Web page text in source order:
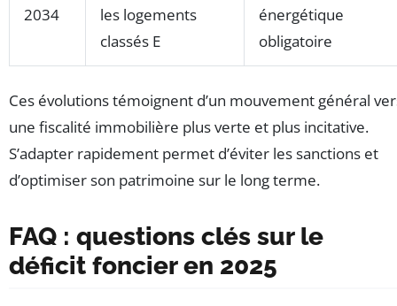
2034
les logements
classés E
énergétique
obligatoire
Ces évolutions témoignent d’un mouvement général
une fiscalité immobilière plus verte et plus incitative.
S’adapter rapidement permet d’éviter les sanctions et
d’optimiser son patrimoine sur le long terme.
FAQ : questions clés sur le
déficit foncier en 2025